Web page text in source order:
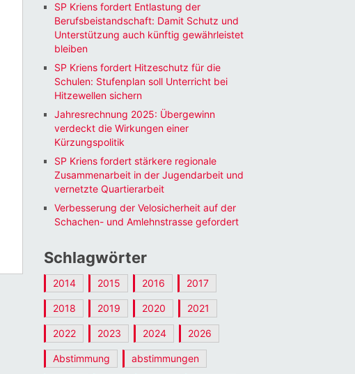
SP Kriens fordert Entlastung der
Berufsbeistandschaft: Damit Schutz und
Unterstützung auch künftig gewährleistet
bleiben
SP Kriens fordert Hitzeschutz für die
Schulen: Stufenplan soll Unterricht bei
Hitzewellen sichern
Jahresrechnung 2025: Übergewinn
verdeckt die Wirkungen einer
Kürzungspolitik
SP Kriens fordert stärkere regionale
Zusammenarbeit in der Jugendarbeit und
vernetzte Quartierarbeit
Verbesserung der Velosicherheit auf der
Schachen- und Amlehnstrasse gefordert
Schlagwörter
2014 2015 2016 2017
2018 2019 2020 2021
2022 2023 2024 2026
Abstimmung abstimmungen